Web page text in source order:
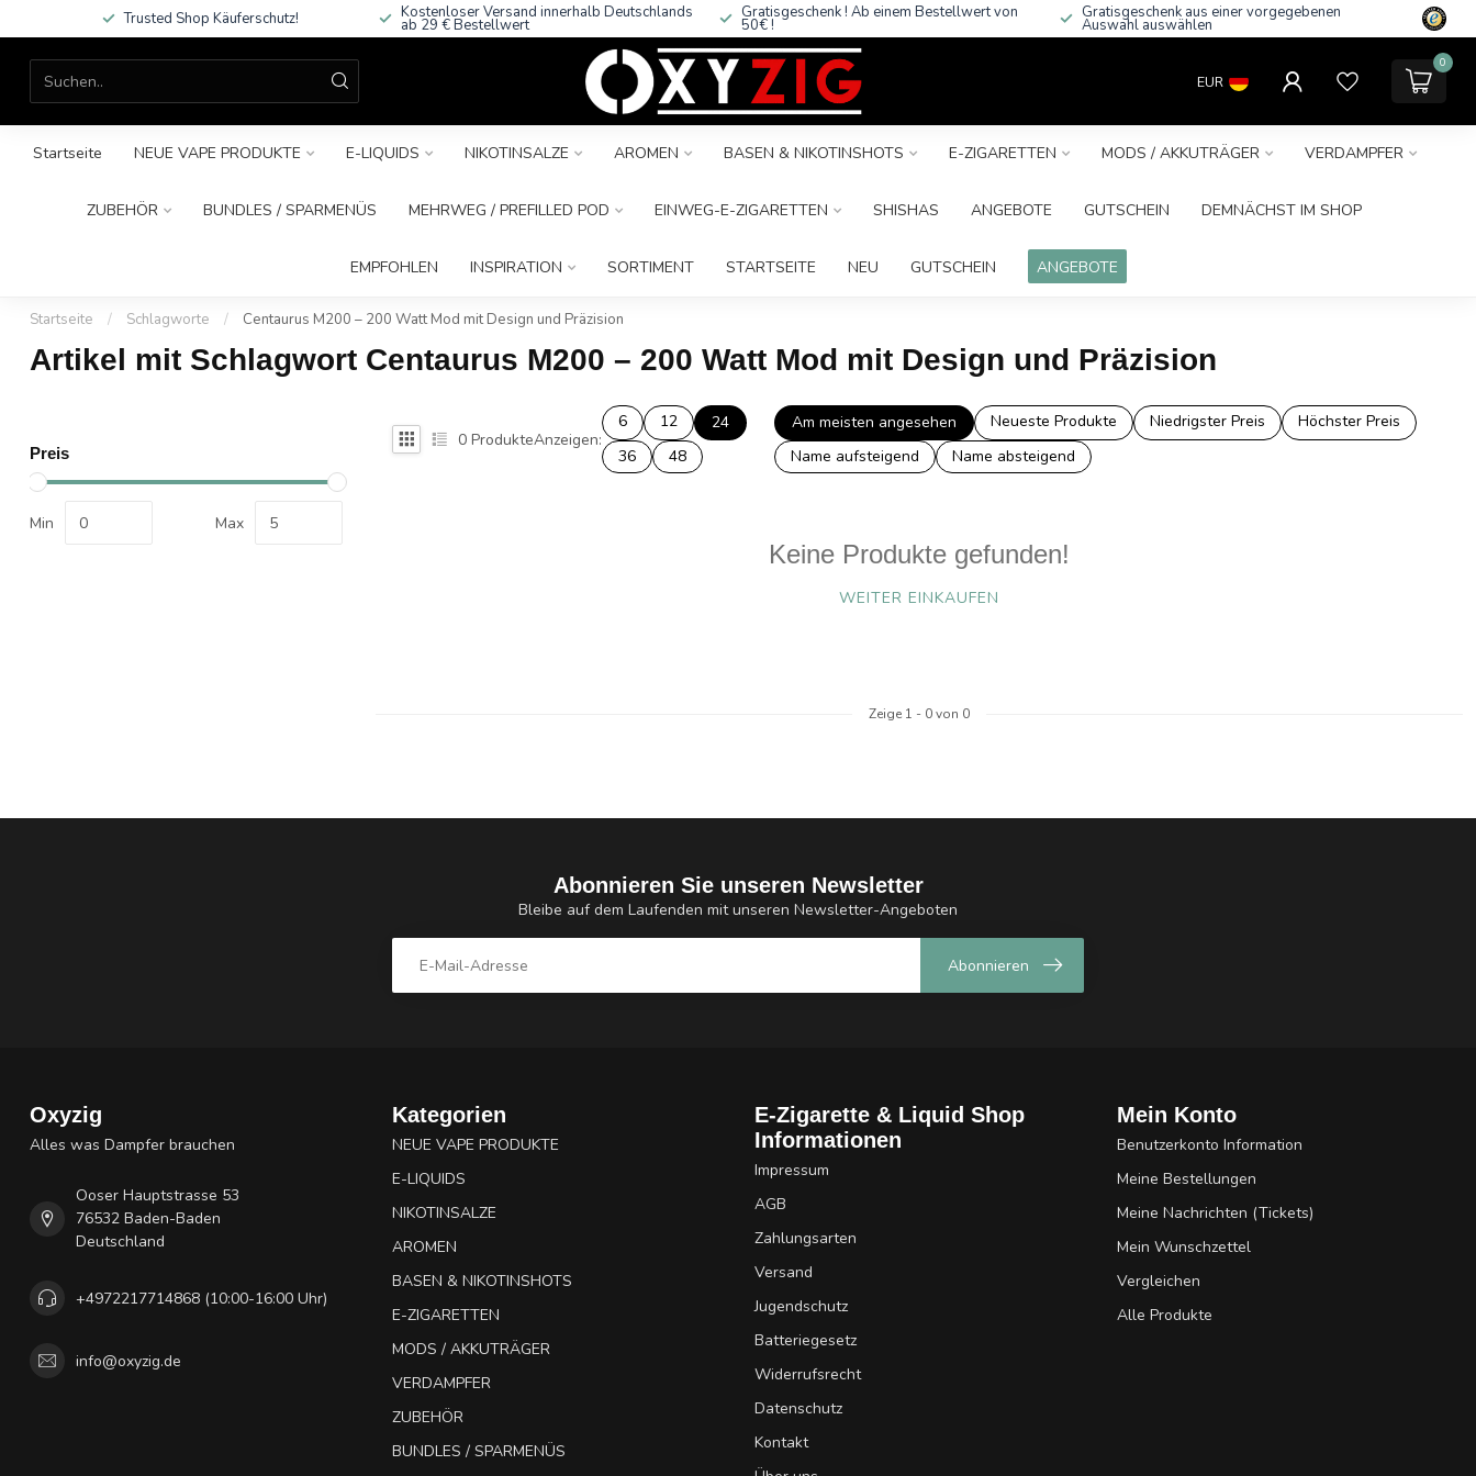
Trusted Shop Käuferschutz! Kostenloser Versand innerhalb Deutschlands
ab 29 € Bestellwert
Gratisgeschenk ! Ab einem Bestellwert von
50€ !
Gratisgeschenk aus einer vorgegebenen
Auswahl auswählen
EUR
0
Startseite NEUE VAPE PRODUKTE E-LIQUIDS NIKOTINSALZE AROMEN BASEN & NIKOTINSHOTS E-ZIGARETTEN MODS / AKKUTRÄGER VERDAMPFER
ZUBEHÖR BUNDLES / SPARMENÜS MEHRWEG / PREFILLED POD EINWEG-E-ZIGARETTEN SHISHAS ANGEBOTE GUTSCHEIN DEMNÄCHST IM SHOP
EMPFOHLEN INSPIRATION SORTIMENT STARTSEITE NEU GUTSCHEIN ANGEBOTE
Startseite / Schlagworte / Centaurus M200 – 200 Watt Mod mit Design und Präzision
Artikel mit Schlagwort Centaurus M200 – 200 Watt Mod mit Design und Präzision
Preis
Min Max
0 ProdukteAnzeigen:
6 12
24
36
48
Am meisten angesehen Neueste Produkte Niedrigster Preis
Höchster Preis
Name aufsteigend
Name absteigend
Keine Produkte gefunden!
WEITER EINKAUFEN
Zeige 1 - 0von 0
Abonnieren Sie unseren Newsletter
Bleibe auf dem Laufenden mit unseren Newsletter-Angeboten
Abonnieren
Oxyzig
Alles was Dampfer brauchen
Ooser Hauptstrasse 53
76532 Baden-Baden
Deutschland
+4972217714868 (10:00-16:00 Uhr)
info@oxyzig.de
Kategorien
NEUE VAPE PRODUKTE
E-LIQUIDS
NIKOTINSALZE
AROMEN
BASEN & NIKOTINSHOTS
E-ZIGARETTEN
MODS / AKKUTRÄGER
VERDAMPFER
ZUBEHÖR
BUNDLES / SPARMENÜS
E-Zigarette & Liquid Shop
Informationen
Impressum
AGB
Zahlungsarten
Versand
Jugendschutz
Batteriegesetz
Widerrufsrecht
Datenschutz
Kontakt
Mein Konto
Benutzerkonto Information
Meine Bestellungen
Meine Nachrichten (Tickets)
Mein Wunschzettel
Vergleichen
Alle Produkte